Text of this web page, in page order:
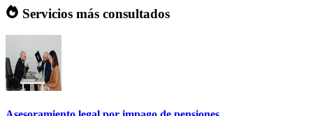
Servicios más consultados